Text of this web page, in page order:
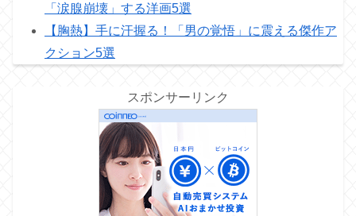
「涙腺崩壊」する洋画5選
【胸熱】手に汗握る！「男の覚悟」に震える傑作ア
クション5選
スポンサーリンク